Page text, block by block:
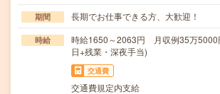
期間 長期でお仕事できる方、大歓迎！
時給
時給1650～2063円 月収例35万5000
日+残業・深夜手当)
交通費
交通費規定内支給